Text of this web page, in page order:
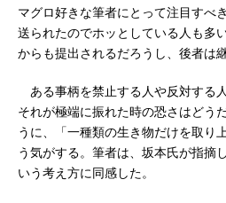
マグロ好きな筆者にとって注目すべ
送られたのでホッとしている人も多
からも提出されるだろうし、後者は
ある事柄を禁止する人や反対する
それが極端に振れた時の恐さはどう
うに、「一種類の生き物だけを取り
う気がする。筆者は、坂本氏が指摘
いう考え方に同感した。